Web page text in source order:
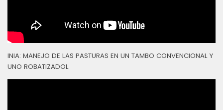
INIA: MANEJO DE LAS PASTURAS EN UN TAMBO CONVENCIONAL Y
UNO ROBATIZADOL